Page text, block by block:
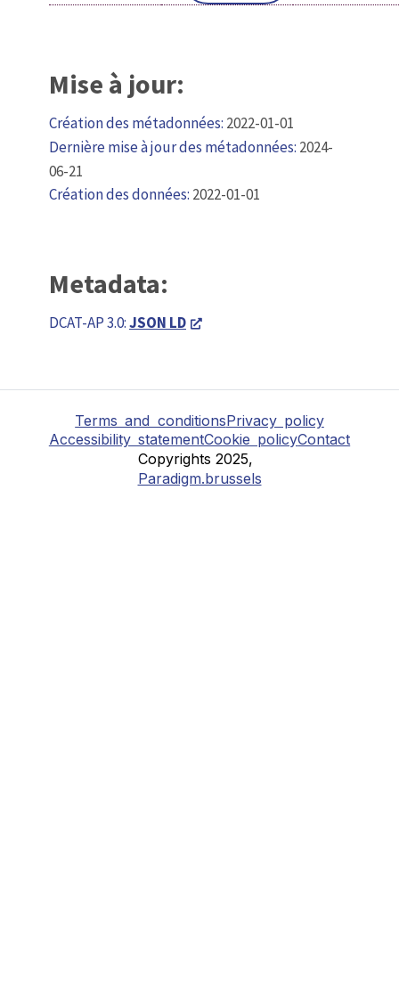
Mise à jour:
Création des métadonnées: 2022-01-01
Dernière mise à jour des métadonnées: 2024-
06-21
Création des données: 2022-01-01
Metadata:
DCAT-AP 3.0:JSON LD
Terms and conditionsPrivacy policy
Accessibility statementCookie policyContact
Copyrights 2025,
Paradigm.brussels